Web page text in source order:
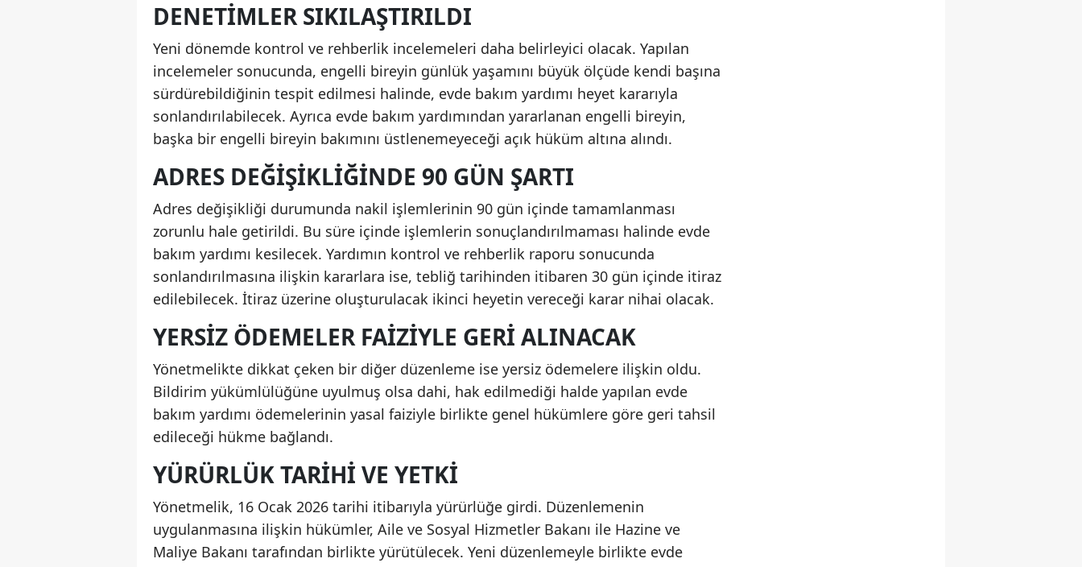
DENETIMLER SIKILAŞTIRILDI
Yeni dönemde kontrol ve rehberlik incelemeleri daha belirleyici olacak. Yapılan
incelemeler sonucunda, engelli bireyin günlük yaşamını büyük ölçüde kendi başına
sürdürebildiğinin tespit edilmesi halinde, evde bakım yardımı heyet kararıyla
sonlandırılabilecek. Ayrıca evde bakım yardımından yararlanan engelli bireyin,
başka bir engelli bireyin bakımını üstlenemeyeceği açık hüküm altına alındı.
ADRES DEĞIŞIKLIĞINDE 90 GÜN ŞARTI
Adres değişikliği durumunda nakil işlemlerinin 90 gün içinde tamamlanması
zorunlu hale getirildi. Bu süre içinde işlemlerin sonuçlandırılmaması halinde evde
bakım yardımı kesilecek. Yardımın kontrol ve rehberlik raporu sonucunda
sonlandırılmasına ilişkin kararlara ise, tebliğ tarihinden itibaren 30 gün içinde itiraz
edilebilecek. İtiraz üzerine oluşturulacak ikinci heyetin vereceği karar nihai olacak.
YERSIZ ÖDEMELER FAIZIYLE GERI ALINACAK
Yönetmelikte dikkat çeken bir diğer düzenleme ise yersiz ödemelere ilişkin oldu.
Bildirim yükümlülüğüne uyulmuş olsa dahi, hak edilmediği halde yapılan evde
bakım yardımı ödemelerinin yasal faiziyle birlikte genel hükümlere göre geri tahsil
edileceği hükme bağlandı.
YÜRÜRLÜK TARIHI VE YETKI
Yönetmelik, 16 Ocak 2026 tarihi itibarıyla yürürlüğe girdi. Düzenlemenin
uygulanmasına ilişkin hükümler, Aile ve Sosyal Hizmetler Bakanı ile Hazine ve
Maliye Bakanı tarafından birlikte yürütülecek. Yeni düzenlemeyle birlikte evde